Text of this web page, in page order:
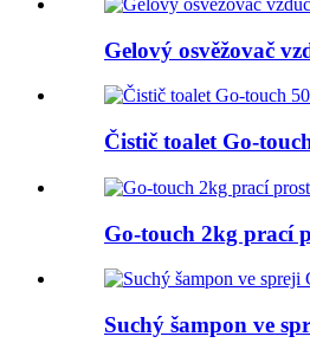
Gelový osvěžovač
Čistič toalet Go-
Go-touch 2kg prací
Suchý šampon ve